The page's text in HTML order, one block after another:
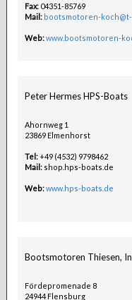
Fax:04351-85769
Mail: bootsmotoren-koch@t-
Web:www.bootsmotoren-
Peter Hermes HPS-Boats
Ahornweg 1
23869 Elmenhorst
Tel:+49 (4532) 9798462
Mail:shop.hps-boats.de
Web:www.hps-boats.de
Bootsmotoren Thiesen,
Fördepromenade 8
24944 Flensburg